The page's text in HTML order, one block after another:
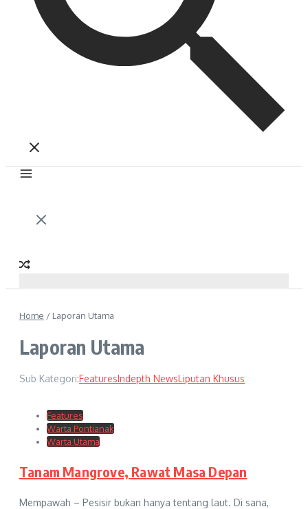
Home / Laporan Utama
Laporan Utama
Sub Kategori:FeaturesIndepth NewsLiputan Khusus
Features
Warta Pontianak
Warta Utama
Tanam Mangrove, Rawat Masa Depan
Mempawah – Pesisir bukan hanya tentang laut. Di sana,